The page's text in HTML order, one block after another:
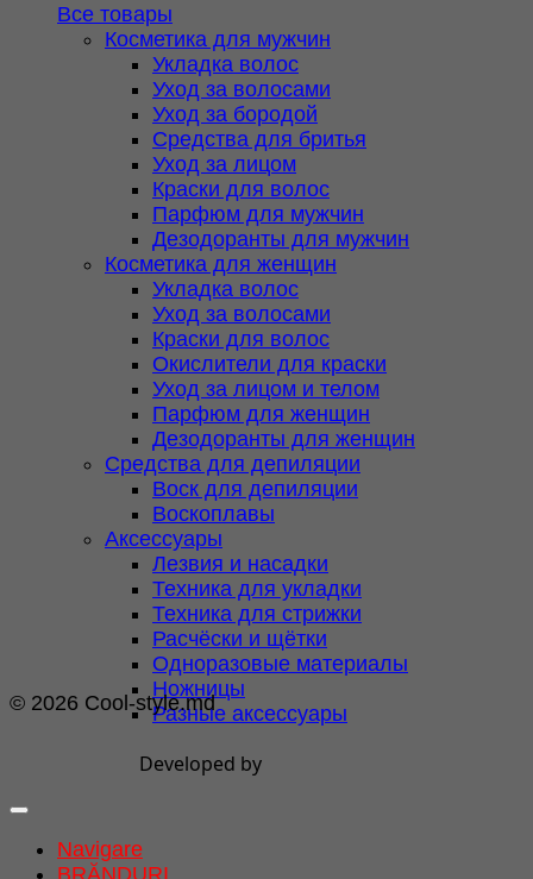
Все товары
Косметика для мужчин
Укладка волос
Уход за волосами
Уход за бородой
Средства для бритья
Уход за лицом
Краски для волос
Парфюм для мужчин
Дезодоранты для мужчин
Косметика для женщин
Укладка волос
Уход за волосами
Краски для волос
Окислители для краски
Уход за лицом и телом
Парфюм для женщин
Дезодоранты для женщин
Средства для депиляции
Воск для депиляции
Воскоплавы
Аксессуары
Лезвия и насадки
Техника для укладки
Техника для стрижки
Расчёски и щётки
Одноразовые материалы
Ножницы
Разные аксессуары
© 2026 Cool-style.md
Developed by
Navigare
BRĂNDURI